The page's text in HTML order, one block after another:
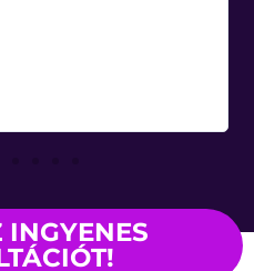
INGYENES